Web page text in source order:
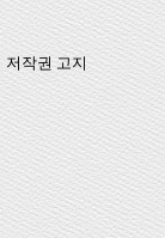
저작권 고지